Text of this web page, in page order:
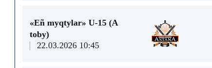
«Eñ myqtylar» U-15 (A
toby)
22.03.2026 10:45